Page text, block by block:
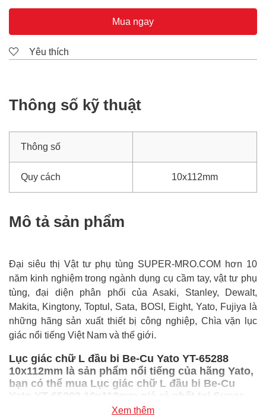
Mua ngay
Yêu thích
Thông số kỹ thuật
Thông số
Quy cách 10x112mm
Mô tả sản phẩm
Đại siêu thị Vật tư phụ tùng SUPER-MRO.COM hơn 10
năm kinh nghiệm trong ngành dụng cụ cầm tay, vật tư phụ
tùng, đại diện phân phối của Asaki, Stanley, Dewalt,
Makita, Kingtony, Toptul, Sata, BOSI, Eight, Yato, Fujiya là
những hãng sản xuất thiết bị công nghiệp, Chìa vặn lục
giác nổi tiếng Việt Nam và thế giới.
Lục giác chữ L đầu bi Be-Cu Yato YT-65288
10x112mm là sản phẩm nổi tiếng của hãng Yato,
bạn có thể mua Lục giác chữ L đầu bi Be-Cu
Yato YT-65288 10x112mm giá rẻ nhất tại Super-
mro chỉ với 1,560,900đ/Cái
Xem thêm